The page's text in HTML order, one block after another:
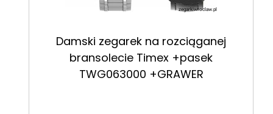
Damski zegarek na rozciąganej
bransolecie Timex +pasek
TWG063000 +GRAWER